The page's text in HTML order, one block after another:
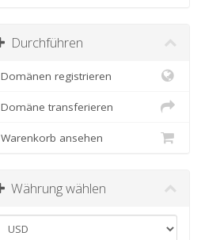
Durchführen
Domänen registrieren
Domäne transferieren
Warenkorb ansehen
Währung wählen